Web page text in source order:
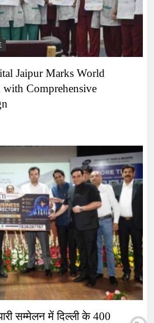
Jaipur Marks World
with Comprehensive
सम्मेलन में दिल्ली के 400